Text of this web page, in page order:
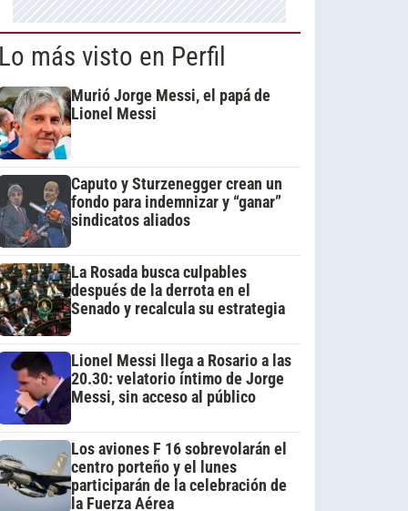
más visto en Perfil
Murió Jorge Messi, el papá de
Lionel Messi
Caputo y Sturzenegger crean un
fondo para indemnizar y “ganar”
sindicatos aliados
La Rosada busca culpables
después de la derrota en el
Senado y recalcula su estrategia
Lionel Messi llega a Rosario a las
20.30: velatorio íntimo de Jorge
Messi, sin acceso al público
Los aviones F 16 sobrevolarán el
centro porteño y el lunes
participarán de la celebración de
la Fuerza Aérea